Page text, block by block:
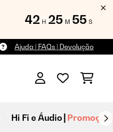
42 H 25 M 54 S
Ajuda | FAQs | Devolução
Hi Fi e Áudio